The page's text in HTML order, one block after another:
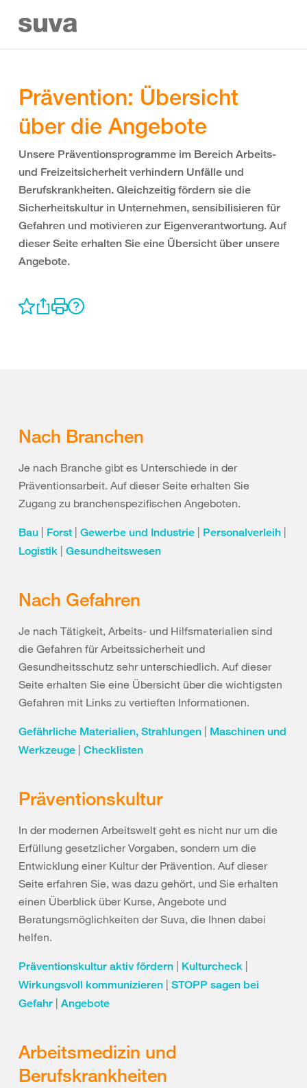
Prävention: Übersicht
über die Angebote
Unsere Präventionsprogramme im Bereich Arbeits-
und Freizeitsicherheit verhindern Unfälle und
Berufskrankheiten. Gleichzeitig fördern sie die
Sicherheitskultur in Unternehmen, sensibilisieren für
Gefahren und motivieren zur Eigenverantwortung. Auf
dieser Seite erhalten Sie eine Übersicht über unsere
Angebote.
Nach Branchen
Je nach Branche gibt es Unterschiede in der
Präventionsarbeit. Auf dieser Seite erhalten Sie
Zugang zu branchenspezifischen Angeboten.
Bau Forst Gewerbe und Industrie Personalverleih
Logistik Gesundheitswesen
Nach Gefahren
Je nach Tätigkeit, Arbeits- und Hilfsmaterialien sind
die Gefahren für Arbeitssicherheit und
Gesundheitsschutz sehr unterschiedlich. Auf dieser
Seite erhalten Sie eine Übersicht über die wichtigsten
Gefahren mit Links zu vertieften Informationen.
Gefährliche Materialien, Strahlungen
Maschinen und
Werkzeuge
Checklisten
Präventionskultur
In der modernen Arbeitswelt geht es nicht nur um die
Erfüllung gesetzlicher Vorgaben, sondern um die
Entwicklung einer Kultur der Prävention. Auf dieser
Seite erfahren Sie, was dazu gehört, und Sie erhalten
einen Überblick über Kurse, Angebote und
Beratungsmöglichkeiten der Suva, die Ihnen dabei
helfen.
Präventionskultur aktiv fördern Kulturcheck
Wirkungsvoll kommunizieren
STOPP sagen bei
Gefahr
Angebote
Arbeitsmedizin und
Berufskrankheiten